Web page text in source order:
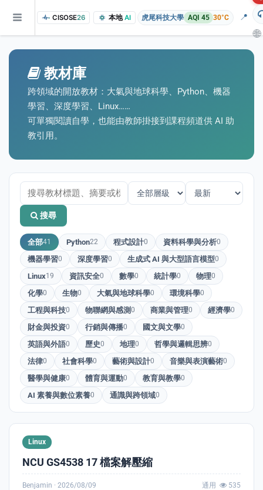
CISOSE26 本地AI 虎尾科技大學 AQI 45 30°C 📍
🌐
教材庫
跨領域的開放教材：大氣與地球科學、Python、機器
學習、深度學習、Linux……
可單獨閱讀自學，也能由教師掛接到課程頻道供 AI 助
教引用。
搜尋
全部41 Python22 程式設計0 資料科學與分析0
機器學習0 深度學習0 生成式 AI 與大型語言模型0
Linux19 資訊安全0 數學0 統計學0 物理0
化學0 生物0 大氣與地球科學0 環境科學0
工程與科技0 物聯網與感測0 商業與管理0 經濟學0
財金與投資0 行銷與傳播0 國文與文學0
英語與外語0 歷史0 地理0 哲學與邏輯思辨0
法律0 社會科學0 藝術與設計0 音樂與表演藝術0
醫學與健康0 體育與運動0 教育與教學0
AI 素養與數位素養0 通識與跨領域0
Linux
NCU GS4538 17 檔案解壓縮
Benjamin · 2026/08/09 通用 535